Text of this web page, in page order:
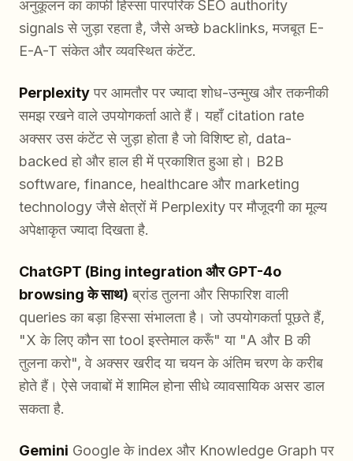
अनुकूलन का काफी हिस्सा पारंपरिक SEO authority
signals से जुड़ा रहता है, जैसे अच्छे backlinks, मजबूत E-
E-A-T संकेत और व्यवस्थित कंटेंट.
Perplexityपर आमतौर पर ज्यादा शोध-उन्मुख और तकनीकी
समझ रखने वाले उपयोगकर्ता आते हैं। यहाँ citation rate
अक्सर उस कंटेंट से जुड़ा होता है जो विशिष्ट हो, data-
backed हो और हाल ही में प्रकाशित हुआ हो। B2B
software, finance, healthcare और marketing
technology जैसे क्षेत्रों में Perplexity पर मौजूदगी का मूल्य
अपेक्षाकृत ज्यादा दिखता है.
ChatGPT (Bing integration और GPT-4o
browsing के साथ) ब्रांड तुलना और सिफारिश वाली
queries का बड़ा हिस्सा संभालता है। जो उपयोगकर्ता पूछते हैं,
"X के लिए कौन सा tool इस्तेमाल करूँ" या "A और B की
तुलना करो", वे अक्सर खरीद या चयन के अंतिम चरण के करीब
होते हैं। ऐसे जवाबों में शामिल होना सीधे व्यावसायिक असर डाल
सकता है.
Gemini Google के index और Knowledge Graph पर